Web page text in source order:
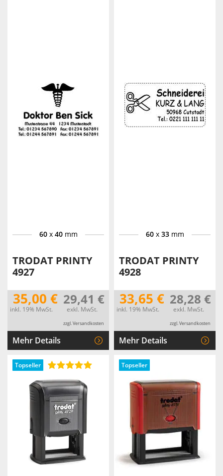
60x 40mm
TRODAT PRINTY
4927
35,00 €
inkl. 19% MwSt.
29,41 €
exkl. MwSt.
zzgl. Versandkosten
Mehr Details
60x 33mm
TRODAT PRINTY
4928
33,65 €
inkl. 19% MwSt.
28,28 €
exkl. MwSt.
zzgl. Versandkosten
Mehr Details
Topseller Topseller